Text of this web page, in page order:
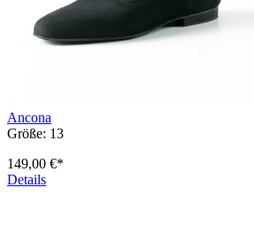
Ancona
Größe: 13
149,00 €*
Details